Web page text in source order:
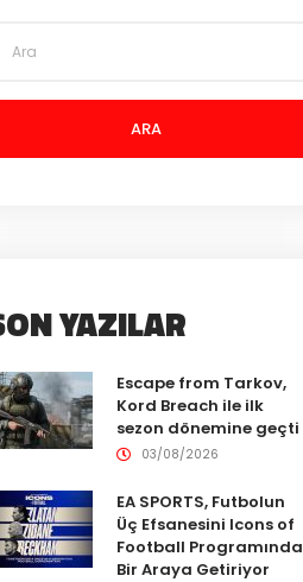
ARA
YAZILAR
Escape from Tarkov,
Kord Breach ile ilk
sezon dönemine geçti
03/08/2026
EA SPORTS, Futbolun
Üç Efsanesini Icons of
Football Programında
Bir Araya Getiriyor